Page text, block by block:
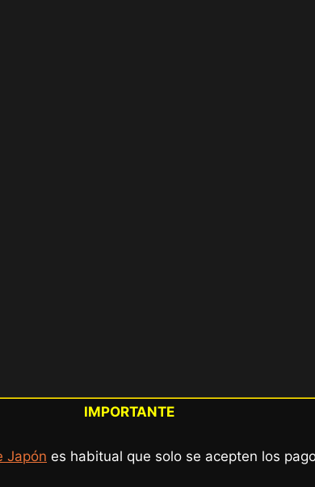
IMPORTANTE
Japón es habitual que solo se acepten los